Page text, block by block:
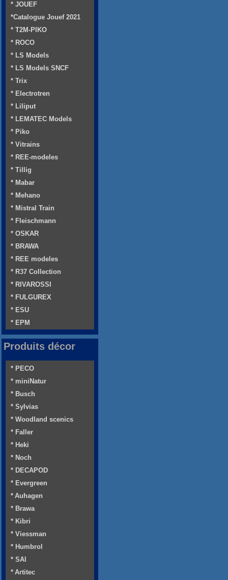
* JOUEF
*Catalogue Jouef 2021
* T2M-PIKO
* ROCO
* LS Models
* LS Models SNCF
* Trix
* Electrotren
* Liliput
* LEMATEC Models
* Piko
* Vitrains
* REE-modeles
* Tillig
* Mabar
* Mehano
* Mistral Train
* Fleischmann
* OSKAR
* BRAWA
* REE modeles
* R37 Collection
* RIVAROSSI
* FULGUREX
* ESU
* EPM
Produits décor
* PECO
* miniNatur
* Busch
* Sylvias
* Woodland scenics
* Faller
* Heki
* Noch
* DECAPOD
* Evergreen
* Auhagen
* Brawa
* Kibri
* Viessman
* Humbrol
* SAI
* Artitec